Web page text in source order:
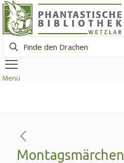
den
Drachen
Menü
Montagsmärchen